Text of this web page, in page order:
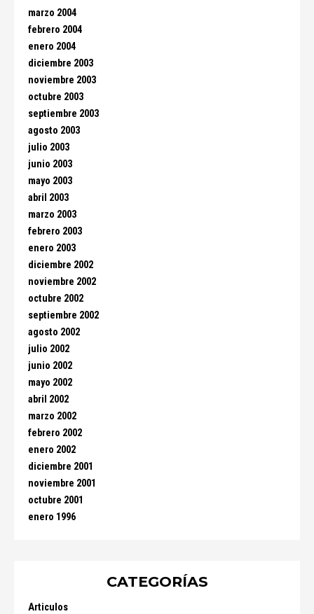
marzo 2004
febrero 2004
enero 2004
diciembre 2003
noviembre 2003
octubre 2003
septiembre 2003
agosto 2003
julio 2003
junio 2003
mayo 2003
abril 2003
marzo 2003
febrero 2003
enero 2003
diciembre 2002
noviembre 2002
octubre 2002
septiembre 2002
agosto 2002
julio 2002
junio 2002
mayo 2002
abril 2002
marzo 2002
febrero 2002
enero 2002
diciembre 2001
noviembre 2001
octubre 2001
enero 1996
CATEGORÍAS
Articulos